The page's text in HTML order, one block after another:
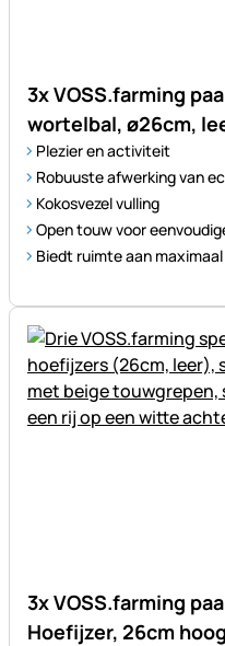
3x VOSS.farming
wortelbal, ø26cm,
Plezier en activiteit
Robuuste afwerking van
Kokosvezel vulling
Open touw voor
Biedt ruimte aan
3x VOSS.farming
Hoefijzer, 26cm